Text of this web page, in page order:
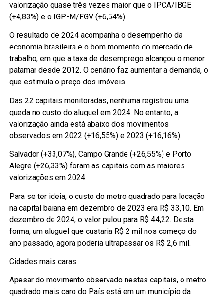
valorização quase três vezes maior que o IPCA/IBGE
(+4,83%) e o IGP-M/FGV (+6,54%).
O resultado de 2024 acompanha o desempenho da
economia brasileira e o bom momento do mercado de
trabalho, em que a taxa de desemprego alcançou o menor
patamar desde 2012. O cenário faz aumentar a demanda, o
que estimula o preço dos imóveis.
Das 22 capitais monitoradas, nenhuma registrou uma
queda no custo do aluguel em 2024. No entanto, a
valorização ainda está abaixo dos movimentos
observados em 2022 (+16,55%) e 2023 (+16,16%).
Salvador (+33,07%), Campo Grande (+26,55%) e Porto
Alegre (+26,33%) foram as capitais com as maiores
valorizações em 2024.
Para se ter ideia, o custo do metro quadrado para locação
na capital baiana em dezembro de 2023 era R$ 33,10. Em
dezembro de 2024, o valor pulou para R$ 44,22. Desta
forma, um aluguel que custaria R$ 2 mil nos começo do
ano passado, agora poderia ultrapassar os R$ 2,6 mil.
Cidades mais caras
Apesar do movimento observado nestas capitais, o metro
quadrado mais caro do País está em um município da